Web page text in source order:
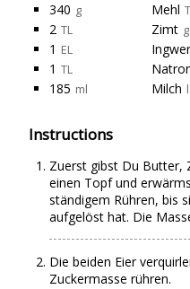
340 g Mehl
2 TL Zimt
1 EL
1 TL
185 ml Milch
Instructions
Zuerst gibst Du Butter,
einen Topf und
ständigem Rühren, bis
aufgelöst hat. Die
Die beiden Eier
Zuckermasse rühren.